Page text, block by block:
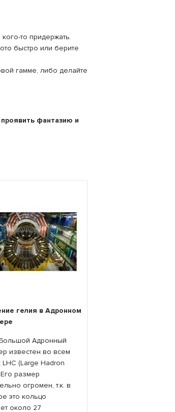
то придержать.
быстро или берите
гамме, либо делайте
фантазию и
гелия в Адронном
Адронный
известен во всем
(Large Hadron
размер
огромен, т.к. в
это кольцо
около 27